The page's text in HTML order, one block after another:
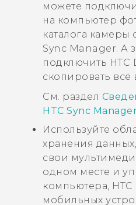
можете
на компьютер
каталога
Sync Manager. А
подключить HTC
скопировать всё
См. раздел
HTC Sync
Используйте
хранения
свои
одном месте и
компьютера,
мобильных